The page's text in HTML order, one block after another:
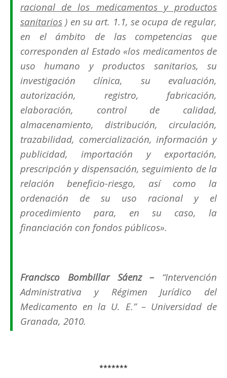
racional de los medicamentos y productos
sanitarios ) en su art. 1.1, se ocupa de regular,
en el ámbito de las competencias que
corresponden al Estado «los medicamentos de
uso humano y productos sanitarios, su
investigación clínica, su evaluación,
autorización, registro, fabricación,
elaboración, control de calidad,
almacenamiento, distribución, circulación,
trazabilidad, comercialización, información y
publicidad, importación y exportación,
prescripción y dispensación, seguimiento de la
relación beneficio-riesgo, así como la
ordenación de su uso racional y el
procedimiento para, en su caso, la
financiación con fondos públicos».
Francisco Bombillar Sáenz – “Intervención
Administrativa y Régimen Jurídico del
Medicamento en la U. E.” – Universidad de
Granada, 2010.
*******